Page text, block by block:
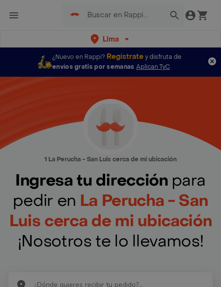
Lima
¿Nuevo en Rappi? Regístratey disfruta de
envíos gratis por semanas Aplican TyC
1 La Perucha - San Luis cerca de mi ubicación
Ingresa tu dirección para
pedir en La Perucha - San
Luis cerca de mi ubicación
¡Nosotros te lo llevamos!